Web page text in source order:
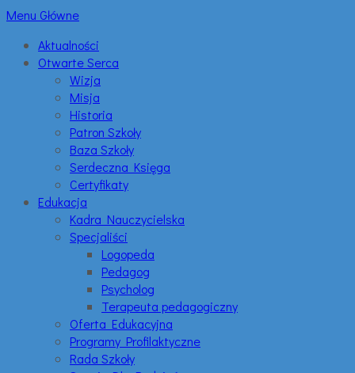
Menu Główne
Aktualności
Otwarte Serca
Wizja
Misja
Historia
Patron Szkoły
Baza Szkoły
Serdeczna Księga
Certyfikaty
Edukacja
Kadra Nauczycielska
Specjaliści
Logopeda
Pedagog
Psycholog
Terapeuta pedagogiczny
Oferta Edukacyjna
Programy Profilaktyczne
Rada Szkoły